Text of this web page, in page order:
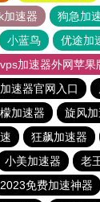
加速器
狗急加
小蓝鸟 优途加
加速器外网苹果
速器官网入口
加速器 旋风
狂飙加速器
小美加速器
老
2023免费加速神器